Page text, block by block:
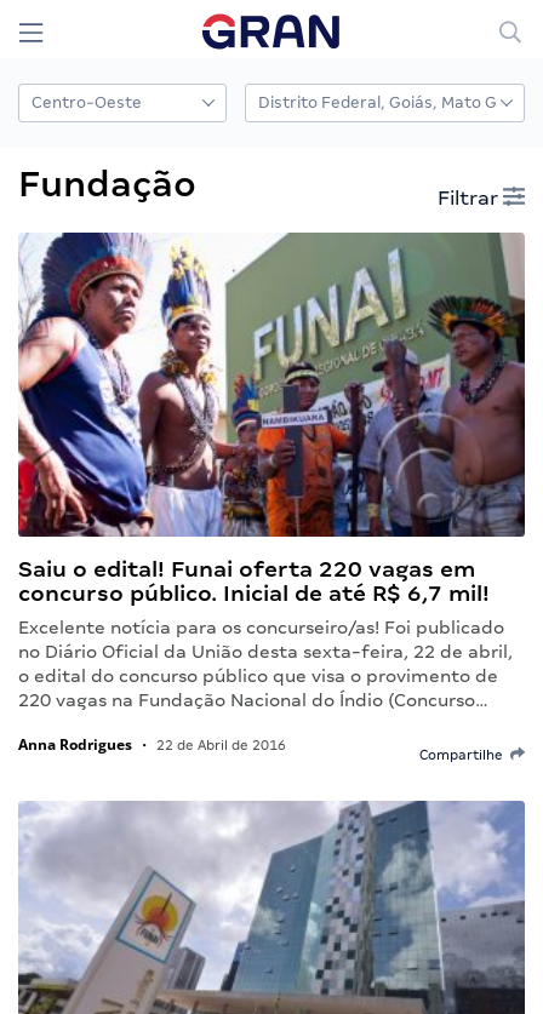
Fundação Filtrar
Saiu o edital! Funai oferta 220 vagas em
concurso público. Inicial de até R$ 6,7 mil!
Excelente notícia para os concurseiro/as! Foi publicado
no Diário Oficial da União desta sexta-feira, 22 de abril,
o edital do concurso público que visa o provimento de
220 vagas na Fundação Nacional do Índio (Concurso…
Anna Rodrigues • 22 de Abril de 2016
Compartilhe